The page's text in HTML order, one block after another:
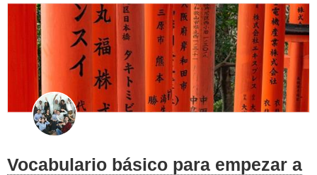
Vocabulario básico para empezar a